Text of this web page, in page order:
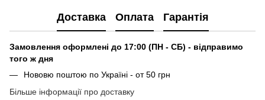
Доставка Оплата Гарантія
Замовлення оформлені до 17:00 (ПН - СБ) - відправимо
того ж дня
Нововю поштою по Україні - от 50 грн
Більше інформації про доставку